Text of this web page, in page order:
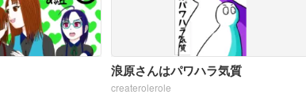
浪原さんはパワハラ気質
createrolerole